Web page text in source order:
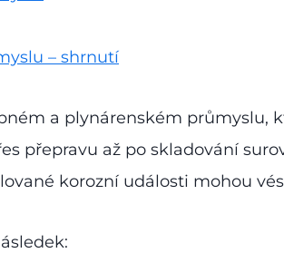
– shrnutí
a plynárenském průmyslu,
přepravu až po skladování
korozní události mohou